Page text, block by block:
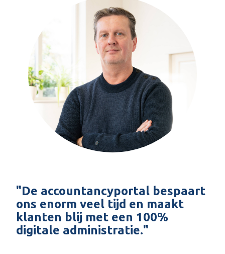
"De accountancyportal bespaart
ons enorm veel tijd en maakt
klanten blij met een 100%
digitale administratie."